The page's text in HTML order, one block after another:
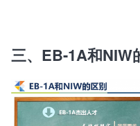
三、EB-1A和NIW